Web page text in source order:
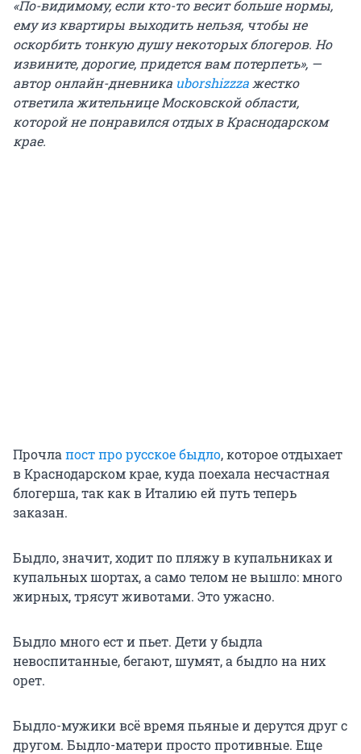
«По-видимому, если кто-то весит больше нормы,
ему из квартиры выходить нельзя, чтобы не
оскорбить тонкую душу некоторых блогеров. Но
извините, дорогие, придется вам потерпеть», —
автор онлайн-дневника uborshizzza жестко
ответила жительнице Московской области,
которой не понравился отдых в Краснодарском
крае.
Прочла пост про русское быдло, которое отдыхает
в Краснодарском крае, куда поехала несчастная
блогерша, так как в Италию ей путь теперь
заказан.
Быдло, значит, ходит по пляжу в купальниках и
купальных шортах, а само телом не вышло: много
жирных, трясут животами. Это ужасно.
Быдло много ест и пьет. Дети у быдла
невоспитанные, бегают, шумят, а быдло на них
орет.
Быдло-мужики всё время пьяные и дерутся друг с
другом. Быдло-матери просто противные. Еще